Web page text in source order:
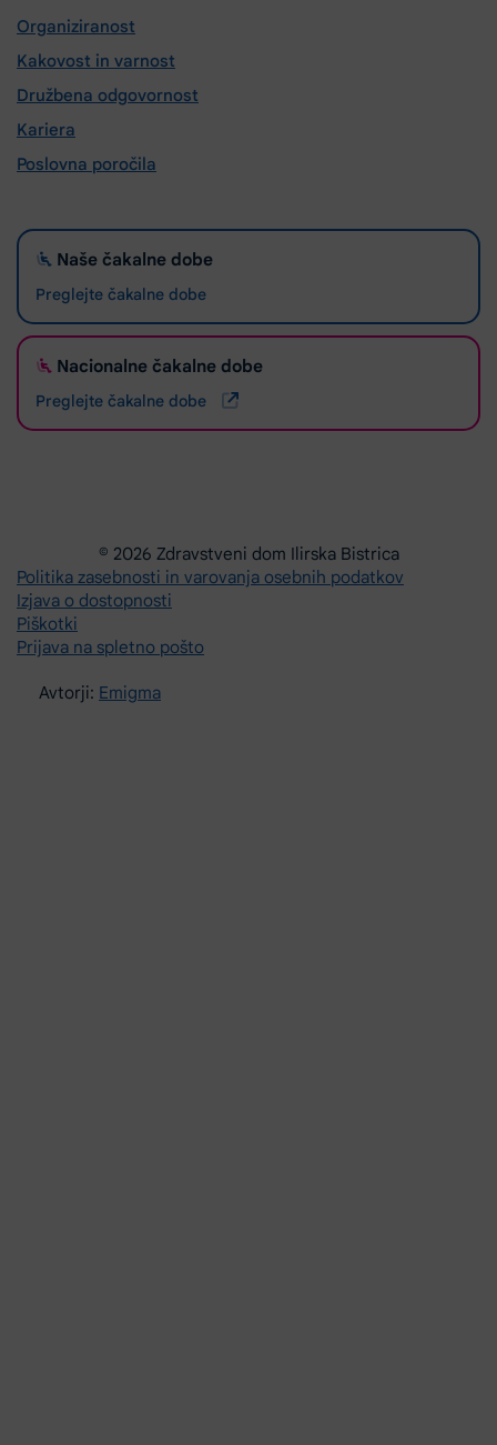
Organiziranost
Kakovost in varnost
Družbena odgovornost
Kariera
Poslovna poročila
Naše čakalne dobe
Preglejte čakalne dobe
Nacionalne čakalne dobe
Preglejte čakalne dobe
© 2026 Zdravstveni dom Ilirska Bistrica
Politika zasebnosti in varovanja osebnih podatkov
Izjava o dostopnosti
Piškotki
Prijava na spletno pošto
Avtorji: Emigma